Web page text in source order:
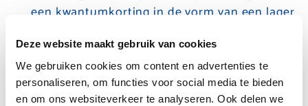
Deze website maakt gebruik van cookies
We gebruiken cookies om content en advertenties te
personaliseren, om functies voor social media te bieden
en om ons websiteverkeer te analyseren. Ook delen we
een kwantumkorting in de vorm van een lager
voorschoolse opvang).
Het tarief voor peuteropvang. De vergoeding
vanuit de gemeente verschilt per gemeente.